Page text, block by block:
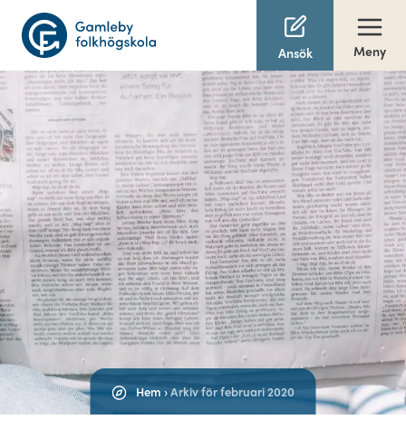
Ansök Meny
Hem ›Arkiv för februari 2020